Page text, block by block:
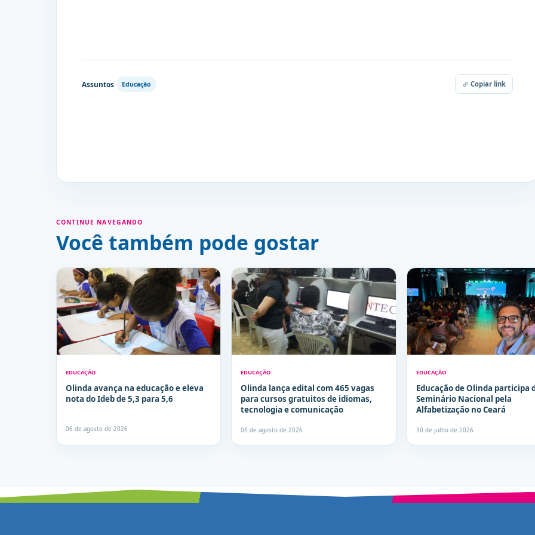
Assuntos Educação Copiar link
CONTINUE NAVEGANDO
Você também pode gostar
EDUCAÇÃO
Olinda avança na educação e eleva
nota do Ideb de 5,3 para 5,6
06 de agosto de 2026
EDUCAÇÃO
Olinda lança edital com 465 vagas
para cursos gratuitos de idiomas,
tecnologia e comunicação
05 de agosto de 2026
EDUCAÇÃO
Educação de Olinda participa
Seminário Nacional pela
Alfabetização no Ceará
30 de julho de 2026